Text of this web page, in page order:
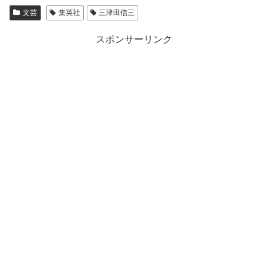
文芸 集英社 三津田信三
スポンサーリンク